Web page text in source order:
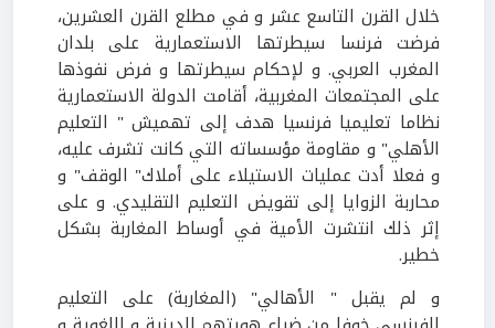
خلال القرن التاسع عشر و في مطلع القرن العشرين،
فرضت فرنسا سيطرتها الاستعمارية على بلدان
المغرب العربي. و لإحكام سيطرتها و فرض نفوذها
على المجتمعات المغربية، أقامت الدولة الاستعمارية
نظاما تعليميا فرنسيا هدف إلى تهميش " التعليم
الأهلي" و مقاومة مؤسساته التي كانت تشرف عليه،
و فعلا أدت عمليات الاستيلاء على أملاك" الوقف" و
محاربة الزوايا إلى تقويض التعليم التقليدي. و على
إثر ذلك انتشرت الأمية في أوساط المغاربة بشكل
خطير.
و لم يقبل " الأهالي" (المغاربة) على التعليم